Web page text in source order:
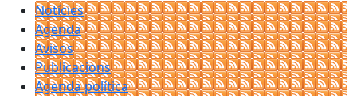
Notícies
Agenda
Avisos
Publicacions
Agenda política